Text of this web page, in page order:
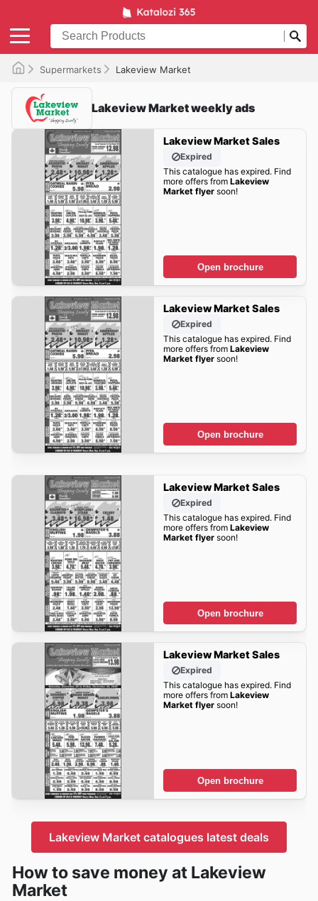
Supermarkets Lakeview Market
Lakeview Market weekly ads
Lakeview Market Sales
Expired
This catalogue has expired. Find
more offers from Lakeview
Market flyersoon!
Open brochure
Lakeview Market Sales
Expired
This catalogue has expired. Find
more offers from Lakeview
Market flyersoon!
Open brochure
Lakeview Market Sales
Expired
This catalogue has expired. Find
more offers from Lakeview
Market flyersoon!
Open brochure
Lakeview Market Sales
Expired
This catalogue has expired. Find
more offers from Lakeview
Market flyersoon!
Open brochure
Lakeview Market catalogues latest deals
How to save money at Lakeview
Market